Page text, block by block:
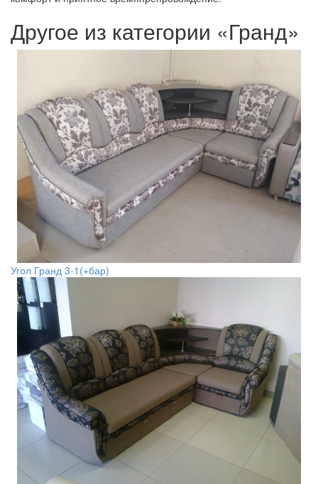
Другое из категории «Гранд»
Угол Гранд 3-1(+бар)